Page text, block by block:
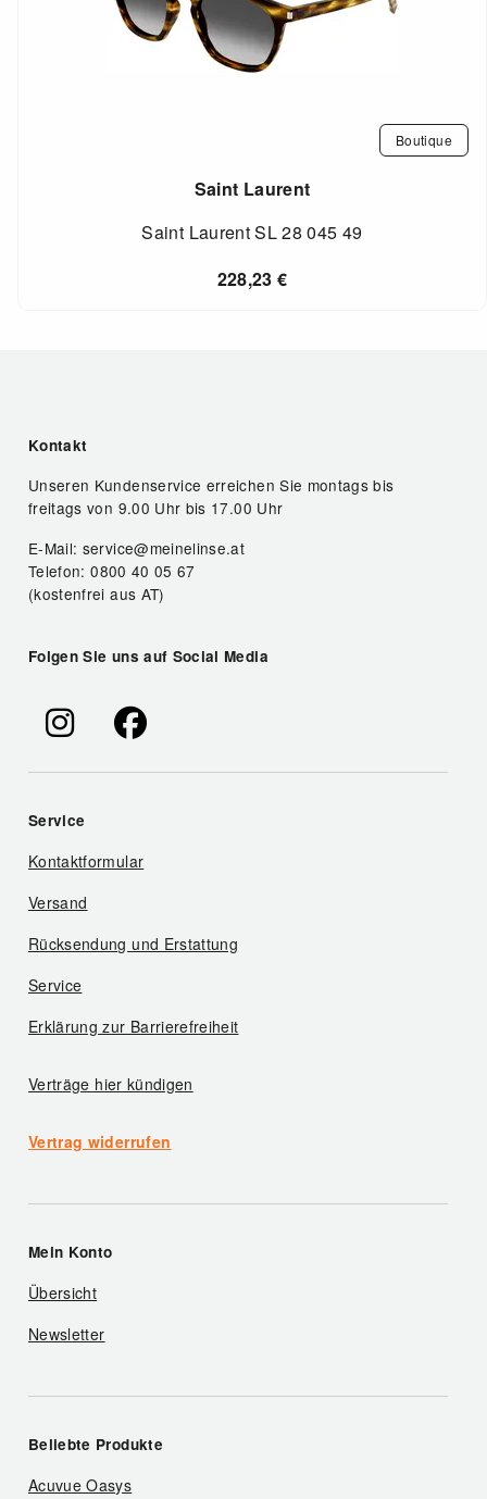
Boutique
Saint Laurent
Saint Laurent SL 28 045 49
228,23€
Kontakt
Unseren Kundenservice erreichen Sie montags bis
freitags von 9.00 Uhr bis 17.00 Uhr
E-Mail: service@meinelinse.at
Telefon: 0800 40 05 67
(kostenfrei aus AT)
Folgen Sie uns auf Social Media
Service
Kontaktformular
Versand
Rücksendung und Erstattung
Service
Erklärung zur Barrierefreiheit
Verträge hier kündigen
Vertrag widerrufen
Mein Konto
Übersicht
Newsletter
Beliebte Produkte
Acuvue Oasys